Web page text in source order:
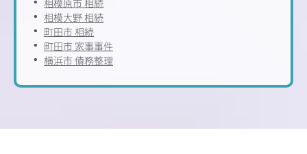
相模大野 相続
町田市 相続
町田市 家事事件
横浜市 債務整理